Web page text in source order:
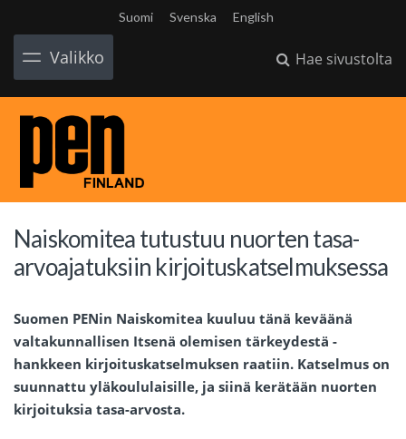
Suomi Svenska English
Valikko Hae sivustolta
Naiskomitea tutustuu nuorten tasa-
arvoajatuksiin kirjoituskatselmuksessa
Suomen PENin Naiskomitea kuuluu tänä keväänä
valtakunnallisen Itsenä olemisen tärkeydestä -
hankkeen kirjoituskatselmuksen raatiin. Katselmus on
suunnattu yläkoululaisille, ja siinä kerätään nuorten
kirjoituksia tasa-arvosta.